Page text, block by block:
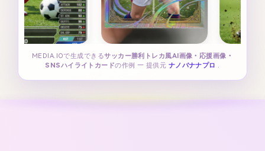
MEDIA.IOで生成できるサッカー勝利トレカ風AI画像・応援画像・
SNSハイライトカードの作例 — 提供元 ナノバナナプロ .